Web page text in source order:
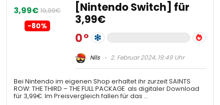
3,99€ 19,99€
-80%
[Nintendo Switch] für
3,99€
0
Nils 2. Februar 2024, 19:49 Uhr
Bei Nintendo im eigenen Shop erhaltet ihr zurzeit SAINTS
ROW: THE THIRD – THE FULL PACKAGE als digitaler Download
für 3,99€. Im Preisvergleich fallen für das …